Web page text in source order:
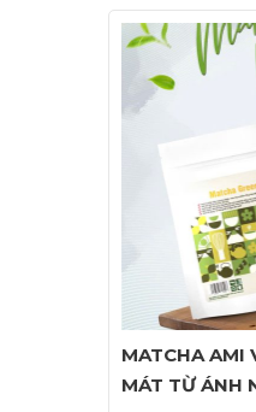
MATCHA AMI
MÁT TỪ ÁNH